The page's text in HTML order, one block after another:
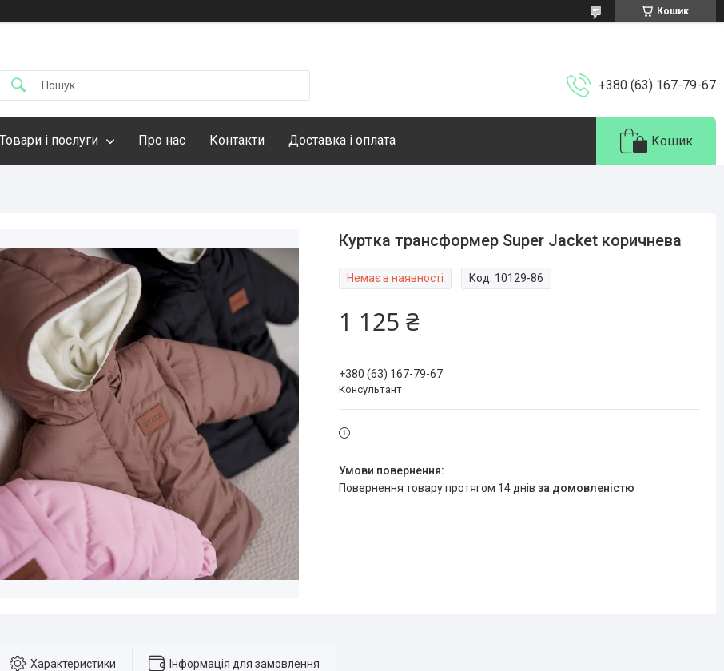
Кошик
+380 (63) 167-79-67
Товари і послуги Про нас Контакти Доставка і оплата Кошик
Куртка трансформер Super Jacket коричнева
Немає в наявності Код: 10129-86
1 125 ₴
+380 (63) 167-79-67
Консультант
повернення товару протягом 14 днів за домовленістю
Характеристики Інформація для замовлення